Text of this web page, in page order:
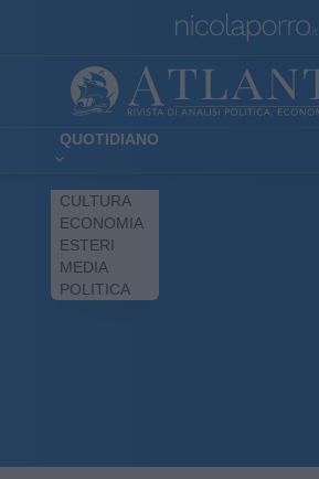
QUOTIDIANO
CULTURA
ECONOMIA
ESTERI
MEDIA
POLITICA